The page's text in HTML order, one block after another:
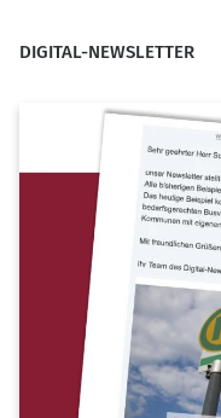
DIGITAL-NEWSLETTER